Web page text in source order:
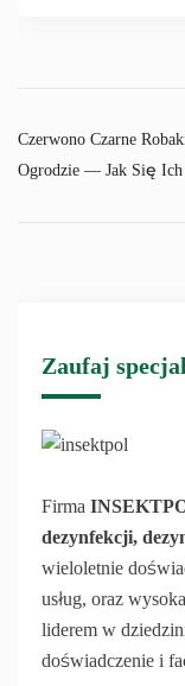
Czerwono Czarne
Ogrodzie — Jak Się Ich
Zaufaj
Firma
dezynfekcji,
wieloletnie
usług, oraz
liderem w
doświadczenie i